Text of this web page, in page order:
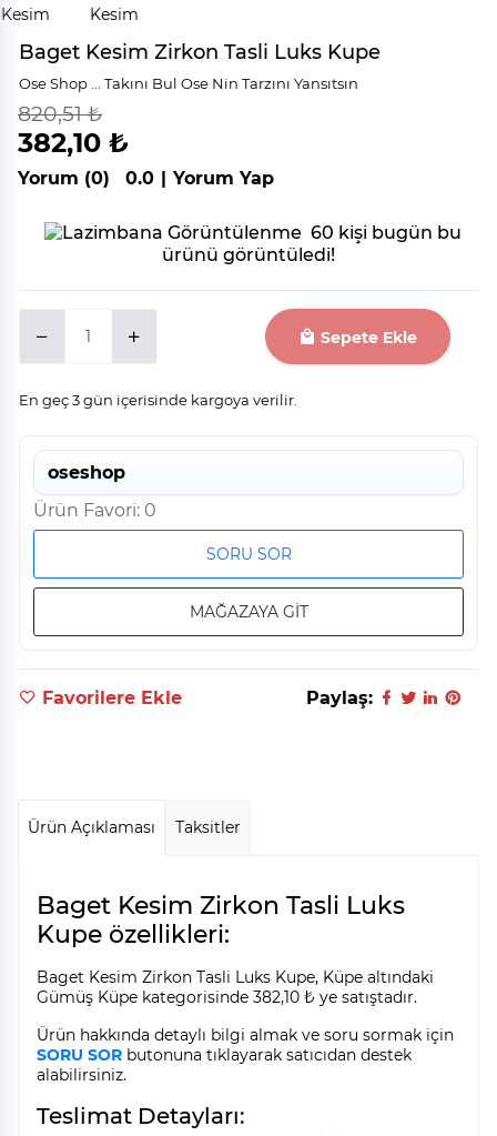
Baget Kesim Zirkon Tasli Luks Kupe
Ose Shop ... Takını Bul Ose Nin Tarzını Yansıtsın
%53
indirim
820,51 ₺
382,10 ₺
Yorum (0) 0.0 | Yorum Yap
60 kişi bugün bu
ürünü görüntüledi!
Sepete Ekle
En geç 3 gün içerisinde kargoya verilir.
oseshop
Ürün Favori: 0
SORU SOR
MAĞAZAYA GİT
Favorilere Ekle Paylaş:
Ürün Açıklaması Taksitler
Baget Kesim Zirkon Tasli Luks
Kupe özellikleri:
Baget Kesim Zirkon Tasli Luks Kupe, Küpe altındaki
Gümüş Küpe kategorisinde 382,10 ₺ ye satıştadır.
Ürün hakkında detaylı bilgi almak ve soru sormak için
SORU SOR butonuna tıklayarak satıcıdan destek
alabilirsiniz.
Teslimat Detayları: